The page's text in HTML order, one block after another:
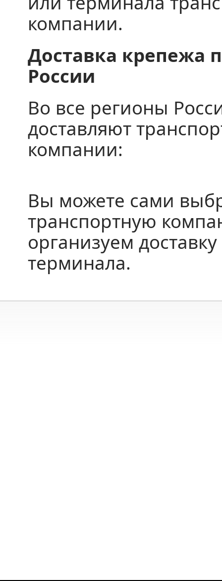
компании.
Доставка крепежа
России
Во все регионы
доставляют
компании:
Вы можете сами
транспортную
организуем
терминала.